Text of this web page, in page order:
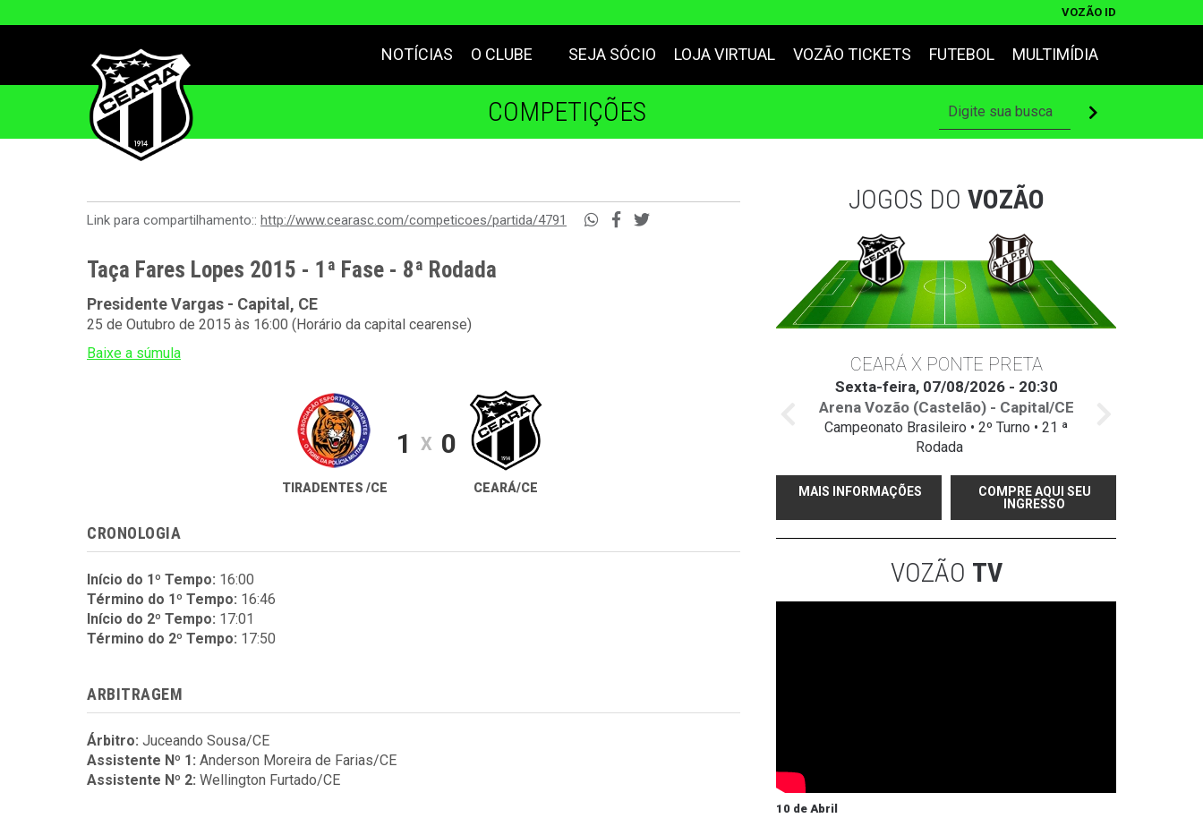
VOZÃO ID
NOTÍCIAS O CLUBE SEJA SÓCIO LOJA VIRTUAL VOZÃO TICKETS FUTEBOL MULTIMÍDIA
COMPETIÇÕES
Link para compartilhamento:: http://www.cearasc.com/competicoes/partida/4791
Taça Fares Lopes 2015 - 1ª Fase - 8ª Rodada
Presidente Vargas - Capital, CE
25 de Outubro de 2015 às 16:00 (Horário da capital cearense)
Baixe a súmula
TIRADENTES /CE
1 X 0
CEARÁ/CE
CRONOLOGIA
Início do 1º Tempo: 16:00
Término do 1º Tempo: 16:46
Início do 2º Tempo: 17:01
Término do 2º Tempo: 17:50
ARBITRAGEM
Árbitro: Juceando Sousa/CE
Assistente Nº 1: Anderson Moreira de Farias/CE
Assistente Nº 2: Wellington Furtado/CE
JOGOS DO VOZÃO
CEARÁ X PONTE PRETA
Sexta-feira, 07/08/2026 - 20:30
Arena Vozão (Castelão) - Capital/CE
Campeonato Brasileiro • 2º Turno • 21 ª
Rodada
MAIS INFORMAÇÕES
COMPRE AQUI SEU
INGRESSO
VOZÃO TV
10 de Abril